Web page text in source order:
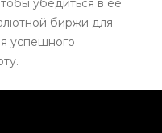
убедиться в ее
биржи для
успешного